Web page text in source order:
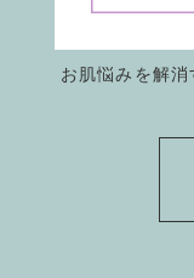
お肌悩みを解